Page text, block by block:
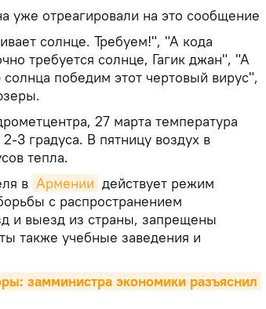
уже отреагировали на это сообщение
солнце. Требуем!", "А кода
требуется солнце, Гагик джан", "А
победим этот чертовый вирус",
27 марта температура
3 градуса. В пятницу воздух в
тепла.
в Армении действует режим
с распространением
и выезд из страны, запрещены
также учебные заведения и
замминистра экономики разъяснил